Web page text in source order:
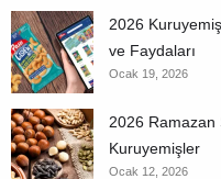
2026
ve Faydaları
Ocak 19, 2026
2026 Ramazan
Kuruyemişler
Ocak 12, 2026